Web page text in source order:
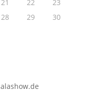
21 22
23
28 29
30